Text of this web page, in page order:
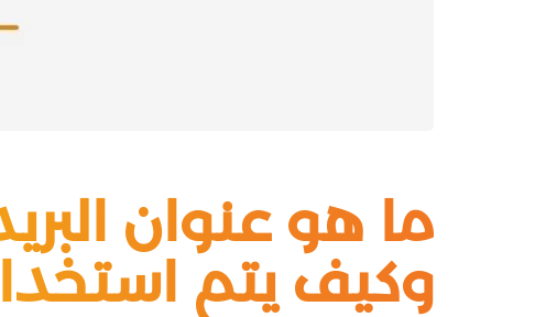
ما هو عنوان
وكيف يتم